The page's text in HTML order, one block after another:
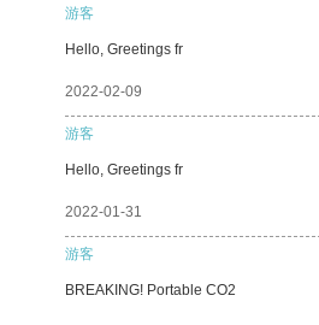
游客
Hello, Greetings fr
2022-02-09
游客
Hello, Greetings fr
2022-01-31
游客
BREAKING! Portable CO2